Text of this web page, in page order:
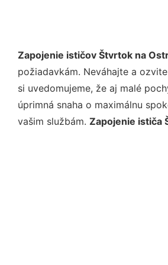
Zapojenie ističov Štvrtok na
požiadavkám. Neváhajte a
si uvedomujeme, že aj malé
úprimná snaha o maximálnu
vašim službám. Zapojenie ističa